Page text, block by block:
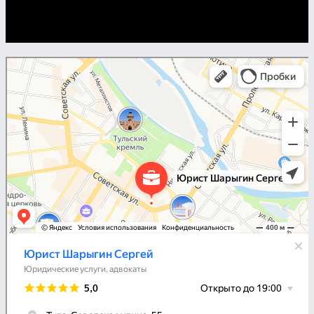
Юрист Шарыгин Сергей
Юридические услуги в Туле